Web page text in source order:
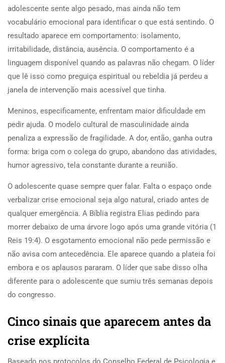
adolescente sente algo pesado, mas ainda não tem
vocabulário emocional para identificar o que está sentindo. O
resultado aparece em comportamento: isolamento,
irritabilidade, distância, ausência. O comportamento é a
linguagem disponível quando as palavras não chegam. O líder
que lê isso como preguiça espiritual ou rebeldia já perdeu a
janela de intervenção mais acessível que tinha.
Meninos, especificamente, enfrentam maior dificuldade em
pedir ajuda. O modelo cultural de masculinidade ainda
penaliza a expressão de fragilidade. A dor, então, ganha outra
forma: briga com o colega do grupo, abandono das atividades,
humor agressivo, tela constante durante a reunião.
O adolescente quase sempre quer falar. Falta o espaço onde
verbalizar crise emocional seja algo natural, criado antes de
qualquer emergência. A Bíblia registra Elias pedindo para
morrer debaixo de uma árvore logo após uma grande vitória (1
Reis 19:4). O esgotamento emocional não pede permissão e
não avisa com antecedência. Ele aparece quando a plateia foi
embora e os aplausos pararam. O líder que sabe disso olha
diferente para o adolescente que sumiu três semanas depois
do congresso.
Cinco sinais que aparecem antes da
crise explícita